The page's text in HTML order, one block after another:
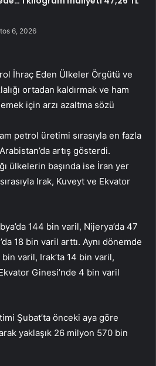
6, 2026
İhraç Eden Ülkeler Örgütü ve
ortadan kaldırmak ve ham
için arzı azaltma sözü
petrol üretimi sırasıyla en fazla
artış gösterdi.
ülkelerin başında ise İran yer
Irak, Kuveyt ve Ekvator
144 bin varil, Nijerya’da 47
18 bin varil arttı. Aynı dönemde
varil, Irak’ta 14 bin varil,
Ginesi’nde 4 bin varil
Şubat’ta önceki aya göre
yaklaşık 26 milyon 570 bin